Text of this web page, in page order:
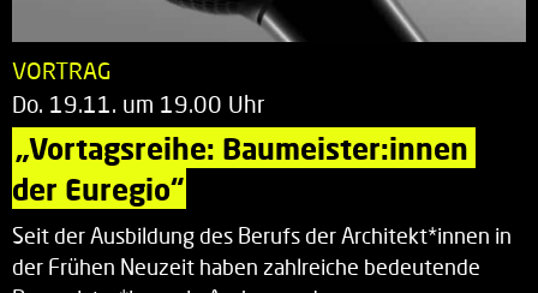
VORTRAG
Do. 19.11. um 19.00 Uhr
„Vortagsreihe: Baumeister:innen
der Euregio“
Seit der Ausbildung des Berufs der Architekt*innen in
der Frühen Neuzeit haben zahlreiche bedeutende